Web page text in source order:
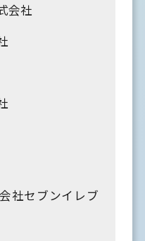
会社
社セブンイレブ